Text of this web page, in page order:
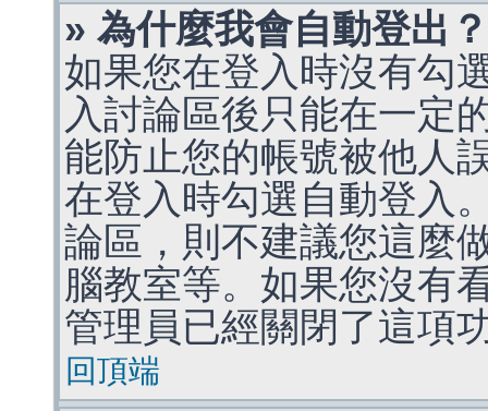
» 為什麼我會自動登出？
如果您在登入時沒有勾
入討論區後只能在一定
能防止您的帳號被他人
在登入時勾選自動登入
論區，則不建議您這麼
腦教室等。如果您沒有
管理員已經關閉了這項
回頂端